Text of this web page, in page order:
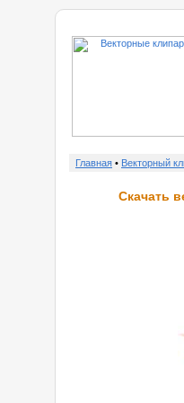
Главная • Векторный
Скачать